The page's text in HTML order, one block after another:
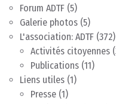
Forum ADTF (5)
Galerie photos (5)
L'association: ADTF (372)
Activités citoyennes
Publications (11)
Liens utiles (1)
Presse (1)